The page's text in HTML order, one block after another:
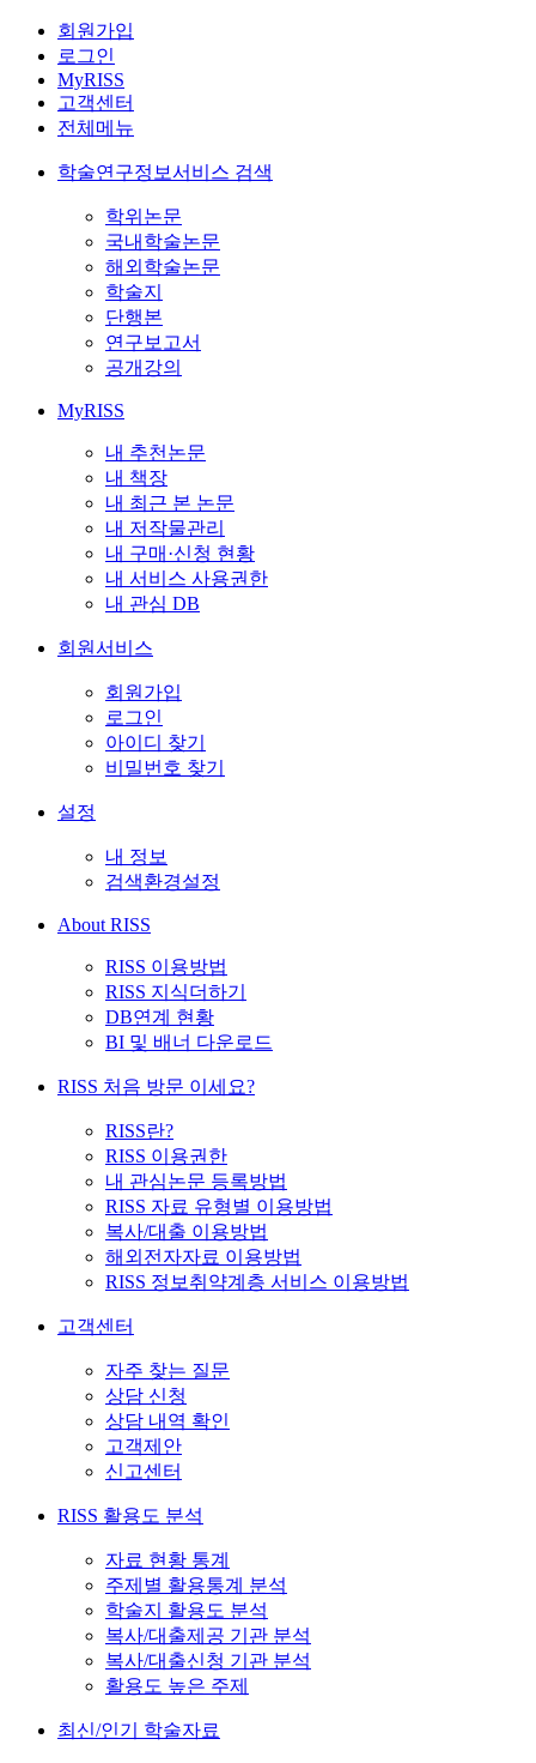
회원가입
로그인
MyRISS
고객센터
전체메뉴
학술연구정보서비스 검색
학위논문
국내학술논문
해외학술논문
학술지
단행본
연구보고서
공개강의
MyRISS
내 추천논문
내 책장
내 최근 본 논문
내 저작물관리
내 구매·신청 현황
내 서비스 사용권한
내 관심 DB
회원서비스
회원가입
로그인
아이디 찾기
비밀번호 찾기
설정
내 정보
검색환경설정
About RISS
RISS 이용방법
RISS 지식더하기
DB연계 현황
BI 및 배너 다운로드
RISS 처음 방문 이세요?
RISS란?
RISS 이용권한
내 관심논문 등록방법
RISS 자료 유형별 이용방법
복사/대출 이용방법
해외전자자료 이용방법
RISS 정보취약계층 서비스 이용방법
고객센터
자주 찾는 질문
상담 신청
상담 내역 확인
고객제안
신고센터
RISS 활용도 분석
자료 현황 통계
주제별 활용통계 분석
학술지 활용도 분석
복사/대출제공 기관 분석
복사/대출신청 기관 분석
활용도 높은 주제
최신/인기 학술자료